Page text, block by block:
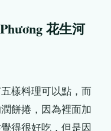
花生河
樣料理可以點，而
餅捲，因為裡面加
得很好吃，但是因